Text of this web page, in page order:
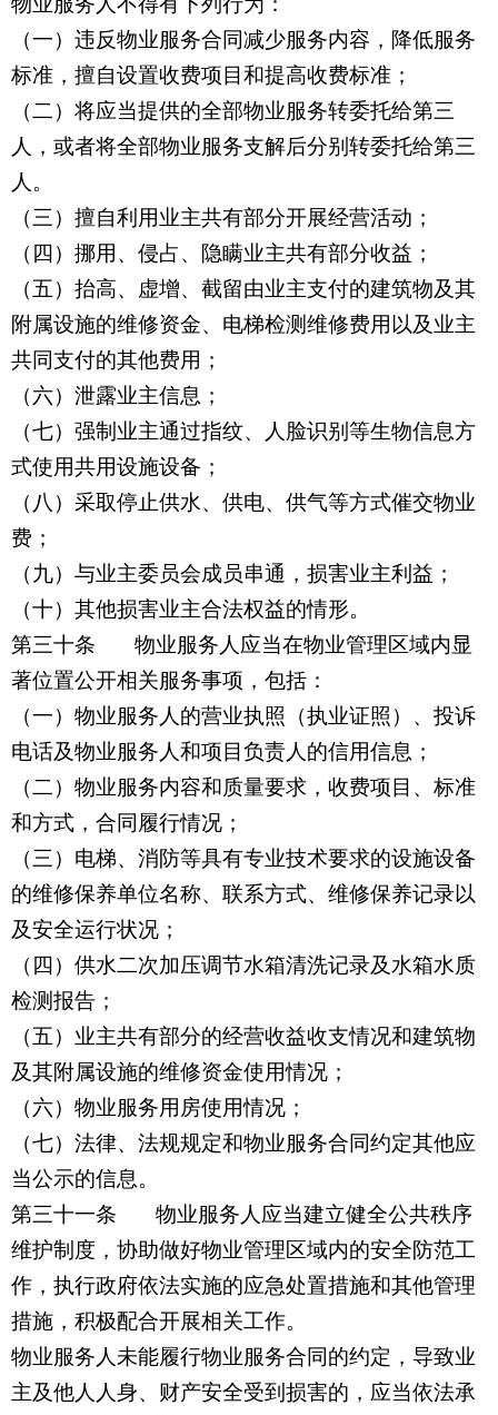
（一）违反物业服务合同减少服务内容，降低服务
标准，擅自设置收费项目和提高收费标准；
（二）将应当提供的全部物业服务转委托给第三
人，或者将全部物业服务支解后分别转委托给第三
人。
（三）擅自利用业主共有部分开展经营活动；
（四）挪用、侵占、隐瞒业主共有部分收益；
（五）抬高、虚增、截留由业主支付的建筑物及其
附属设施的维修资金、电梯检测维修费用以及业主
共同支付的其他费用；
（六）泄露业主信息；
（七）强制业主通过指纹、人脸识别等生物信息方
式使用共用设施设备；
（八）采取停止供水、供电、供气等方式催交物业
费；
（九）与业主委员会成员串通，损害业主利益；
（十）其他损害业主合法权益的情形。
第三十条 物业服务人应当在物业管理区域内显
著位置公开相关服务事项，包括：
（一）物业服务人的营业执照（执业证照）、投诉
电话及物业服务人和项目负责人的信用信息；
（二）物业服务内容和质量要求，收费项目、标准
和方式，合同履行情况；
（三）电梯、消防等具有专业技术要求的设施设备
的维修保养单位名称、联系方式、维修保养记录以
及安全运行状况；
（四）供水二次加压调节水箱清洗记录及水箱水质
检测报告；
（五）业主共有部分的经营收益收支情况和建筑物
及其附属设施的维修资金使用情况；
（六）物业服务用房使用情况；
（七）法律、法规规定和物业服务合同约定其他应
当公示的信息。
第三十一条 物业服务人应当建立健全公共秩序
维护制度，协助做好物业管理区域内的安全防范工
作，执行政府依法实施的应急处置措施和其他管理
措施，积极配合开展相关工作。
物业服务人未能履行物业服务合同的约定，导致业
主及他人人身、财产安全受到损害的，应当依法承